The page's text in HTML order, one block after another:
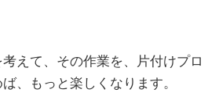
えて、その作業を、片付けプロ
、もっと楽しくなります。